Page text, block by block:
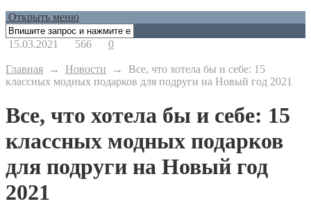
Открыть меню
15.03.2021 566 0
Главная → Новости → Все, что хотела бы и себе: 15
классных модных подарков для подруги на Новый год 2021
Все, что хотела бы и себе: 15
классных модных подарков
для подруги на Новый год
2021